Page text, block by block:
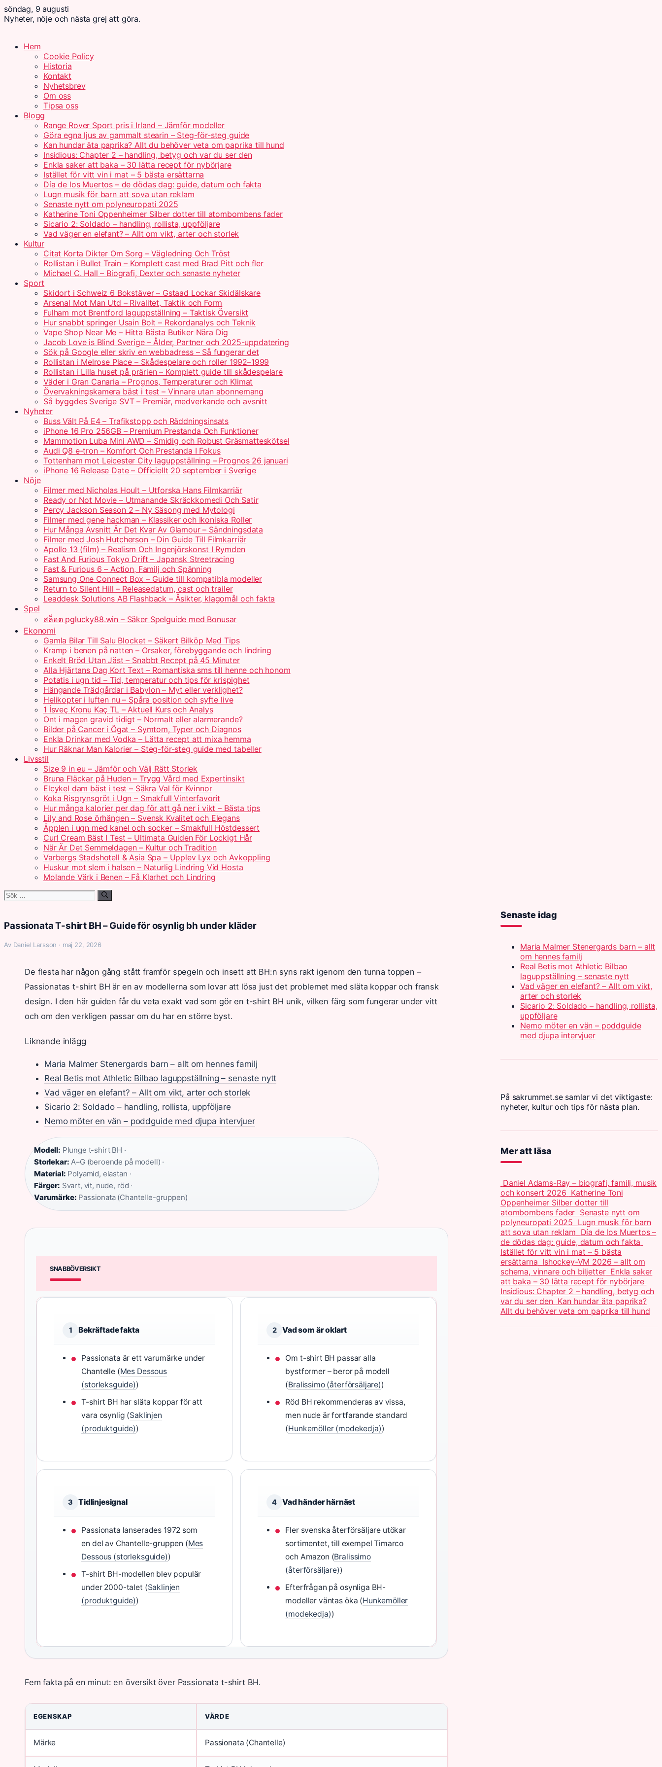
söndag, 9 augusti
Nyheter, nöje och nästa grej att göra.
Hem
Cookie Policy
Historia
Kontakt
Nyhetsbrev
Om oss
Tipsa oss
Blogg
Range Rover Sport pris i Irland – Jämför modeller
Göra egna ljus av gammalt stearin – Steg-för-steg guide
Kan hundar äta paprika? Allt du behöver veta om paprika till hund
Insidious: Chapter 2 – handling, betyg och var du ser den
Enkla saker att baka – 30 lätta recept för nybörjare
Istället för vitt vin i mat – 5 bästa ersättarna
Día de los Muertos – de dödas dag: guide, datum och fakta
Lugn musik för barn att sova utan reklam
Senaste nytt om polyneuropati 2025
Katherine Toni Oppenheimer Silber dotter till atombombens fader
Sicario 2: Soldado – handling, rollista, uppföljare
Vad väger en elefant? – Allt om vikt, arter och storlek
Kultur
Citat Korta Dikter Om Sorg – Vägledning Och Tröst
Rollistan i Bullet Train – Komplett cast med Brad Pitt och fler
Michael C. Hall – Biografi, Dexter och senaste nyheter
Sport
Skidort i Schweiz 6 Bokstäver – Gstaad Lockar Skidälskare
Arsenal Mot Man Utd – Rivalitet, Taktik och Form
Fulham mot Brentford laguppställning – Taktisk Översikt
Hur snabbt springer Usain Bolt – Rekordanalys och Teknik
Vape Shop Near Me – Hitta Bästa Butiker Nära Dig
Jacob Love is Blind Sverige – Ålder, Partner och 2025-uppdatering
Sök på Google eller skriv en webbadress – Så fungerar det
Rollistan i Melrose Place – Skådespelare och roller 1992–1999
Rollistan i Lilla huset på prärien – Komplett guide till skådespelare
Väder i Gran Canaria – Prognos, Temperaturer och Klimat
Övervakningskamera bäst i test – Vinnare utan abonnemang
Så byggdes Sverige SVT – Premiär, medverkande och avsnitt
Nyheter
Buss Vält På E4 – Trafikstopp och Räddningsinsats
iPhone 16 Pro 256GB – Premium Prestanda Och Funktioner
Mammotion Luba Mini AWD – Smidig och Robust Gräsmatteskötsel
Audi Q8 e-tron – Komfort Och Prestanda I Fokus
Tottenham mot Leicester City laguppställning – Prognos 26 januari
iPhone 16 Release Date – Officiellt 20 september i Sverige
Nöje
Filmer med Nicholas Hoult – Utforska Hans Filmkarriär
Ready or Not Movie – Utmanande Skräckkomedi Och Satir
Percy Jackson Season 2 – Ny Säsong med Mytologi
Filmer med gene hackman – Klassiker och Ikoniska Roller
Hur Många Avsnitt Är Det Kvar Av Glamour – Sändningsdata
Filmer med Josh Hutcherson – Din Guide Till Filmkarriär
Apollo 13 (film) – Realism Och Ingenjörskonst I Rymden
Fast And Furious Tokyo Drift – Japansk Streetracing
Fast & Furious 6 – Action, Familj och Spänning
Samsung One Connect Box – Guide till kompatibla modeller
Return to Silent Hill – Releasedatum, cast och trailer
Leaddesk Solutions AB Flashback – Åsikter, klagomål och fakta
Spel
สล็อต pglucky88.win – Säker Spelguide med Bonusar
Ekonomi
Gamla Bilar Till Salu Blocket – Säkert Bilköp Med Tips
Kramp i benen på natten – Orsaker, förebyggande och lindring
Enkelt Bröd Utan Jäst – Snabbt Recept på 45 Minuter
Alla Hjärtans Dag Kort Text – Romantiska sms till henne och honom
Potatis i ugn tid – Tid, temperatur och tips för krispighet
Hängande Trädgårdar i Babylon – Myt eller verklighet?
Helikopter i luften nu – Spåra position och syfte live
1 İsveç Kronu Kaç TL – Aktuell Kurs och Analys
Ont i magen gravid tidigt – Normalt eller alarmerande?
Bilder på Cancer i Ögat – Symtom, Typer och Diagnos
Enkla Drinkar med Vodka – Lätta recept att mixa hemma
Hur Räknar Man Kalorier – Steg-för-steg guide med tabeller
Livsstil
Size 9 in eu – Jämför och Välj Rätt Storlek
Bruna Fläckar på Huden – Trygg Vård med Expertinsikt
Elcykel dam bäst i test – Säkra Val för Kvinnor
Koka Risgrynsgröt i Ugn – Smakfull Vinterfavorit
Hur många kalorier per dag för att gå ner i vikt – Bästa tips
Lily and Rose örhängen – Svensk Kvalitet och Elegans
Äpplen i ugn med kanel och socker – Smakfull Höstdessert
Curl Cream Bäst I Test – Ultimata Guiden För Lockigt Hår
När Är Det Semmeldagen – Kultur och Tradition
Varbergs Stadshotell & Asia Spa – Upplev Lyx och Avkoppling
Huskur mot slem i halsen – Naturlig Lindring Vid Hosta
Molande Värk i Benen – Få Klarhet och Lindring
Sök
Passionata T-shirt BH – Guide för osynlig bh under kläder
Av Daniel Larsson · maj 22, 2026
De flesta har någon gång stått framför spegeln och insett att BH:n syns rakt igenom den tunna toppen –
Passionatas t-shirt BH är en av modellerna som lovar att lösa just det problemet med släta koppar och fransk
design. I den här guiden får du veta exakt vad som gör en t-shirt BH unik, vilken färg som fungerar under vitt
och om den verkligen passar om du har en större byst.
Liknande inlägg
Maria Malmer Stenergards barn – allt om hennes familj
Real Betis mot Athletic Bilbao laguppställning – senaste nytt
Vad väger en elefant? – Allt om vikt, arter och storlek
Sicario 2: Soldado – handling, rollista, uppföljare
Nemo möter en vän – poddguide med djupa intervjuer
Modell: Plunge t-shirt BH ·
Storlekar: A–G (beroende på modell) ·
Material: Polyamid, elastan ·
Färger: Svart, vit, nude, röd ·
Varumärke: Passionata (Chantelle-gruppen)
SNABBÖVERSIKT
1 Bekräftade fakta
Passionata är ett varumärke under
Chantelle (Mes Dessous
(storleksguide))
T-shirt BH har släta koppar för att
vara osynlig (Saklinjen
(produktguide))
2 Vad som är oklart
Om t-shirt BH passar alla
bystformer – beror på modell
(Bralissimo (återförsäljare))
Röd BH rekommenderas av vissa,
men nude är fortfarande standard
(Hunkemöller (modekedja))
3 Tidlinjesignal
Passionata lanserades 1972 som
en del av Chantelle-gruppen (Mes
Dessous (storleksguide))
T-shirt BH-modellen blev populär
under 2000-talet (Saklinjen
(produktguide))
4 Vad händer härnäst
Fler svenska återförsäljare utökar
sortimentet, till exempel Timarco
och Amazon (Bralissimo
(återförsäljare))
Efterfrågan på osynliga BH-
modeller väntas öka (Hunkemöller
(modekedja))
Fem fakta på en minut: en översikt över Passionata t-shirt BH.
EGENSKAP VÄRDE
Märke Passionata (Chantelle)
Senaste idag
Maria Malmer Stenergards barn – allt
om hennes familj
Real Betis mot Athletic Bilbao
laguppställning – senaste nytt
Vad väger en elefant? – Allt om vikt,
arter och storlek
Sicario 2: Soldado – handling, rollista,
uppföljare
Nemo möter en vän – poddguide
med djupa intervjuer
På sakrummet.se samlar vi det viktigaste:
nyheter, kultur och tips för nästa plan.
Mer att läsa
Daniel Adams-Ray – biografi, familj, musik
och konsert 2026 Katherine Toni
Oppenheimer Silber dotter till
atombombens fader Senaste nytt om
polyneuropati 2025 Lugn musik för barn
att sova utan reklam Día de los Muertos –
de dödas dag: guide, datum och fakta
Istället för vitt vin i mat – 5 bästa
ersättarna Ishockey-VM 2026 – allt om
schema, vinnare och biljetter Enkla saker
att baka – 30 lätta recept för nybörjare
Insidious: Chapter 2 – handling, betyg och
var du ser den Kan hundar äta paprika?
Allt du behöver veta om paprika till hund